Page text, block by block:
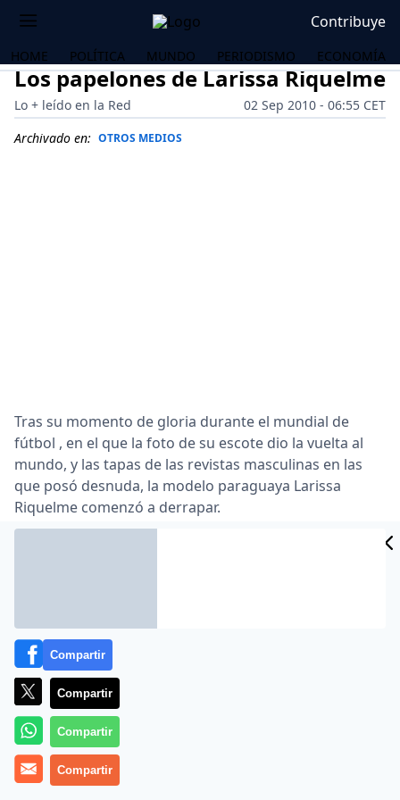
Contribuye
HOME POLÍTICA MUNDO PERIODISMO ECONOMÍA
Los papelones de Larissa Riquelme
Lo + leído en la Red
02 Sep 2010 - 06:55 CET
Archivado en: OTROS MEDIOS
Tras su momento de gloria durante el mundial de
fútbol , en el que la foto de su escote dio la vuelta al
mundo, y las tapas de las revistas masculinas en las
que posó desnuda, la modelo paraguaya Larissa
Riquelme comenzó a derrapar.
MÁS EN OTROS MEDIOS
Compartir
Compartir
Compartir
Compartir